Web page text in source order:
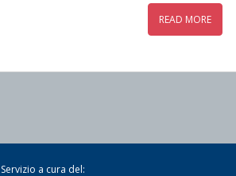
READ MORE
Servizio a cura del: